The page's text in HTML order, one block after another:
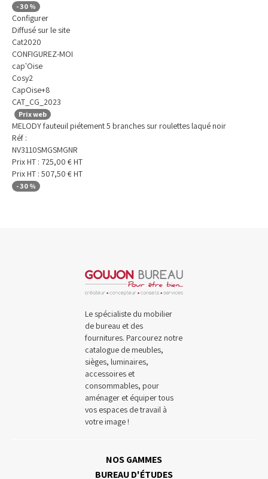
-30 %
Configurer
Diffusé sur le site
Cat2020
CONFIGUREZ-MOI
cap'Oise
Cosy2
CapOise+8
CAT_CG_2023
Prix web
MELODY fauteuil piétement 5 branches sur roulettes laqué noir
Réf :
NV3110SMGSMGNR
Prix HT : 725,00 € HT
Prix HT : 507,50 € HT
-30 %
Le spécialiste du mobilier
de bureau et des
fournitures. Parcourez notre
catalogue de meubles,
sièges, luminaires,
accessoires et
consommables, pour
aménager et équiper tous
vos espaces de travail à
votre image !
NOS GAMMES
BUREAU D'ÉTUDES